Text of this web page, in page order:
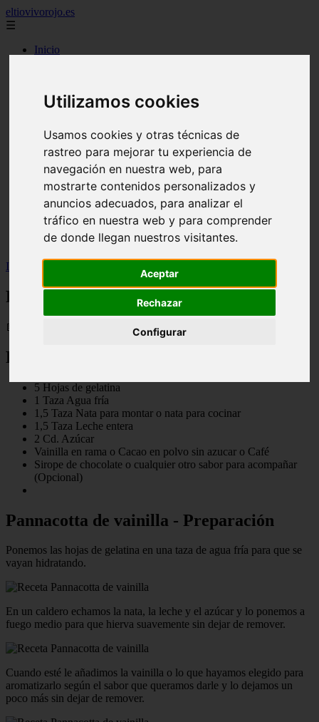
Utilizamos cookies
Usamos cookies y otras técnicas de
rastreo para mejorar tu experiencia de
navegación en nuestra web, para
mostrarte contenidos personalizados y
anuncios adecuados, para analizar el
tráfico en nuestra web y para comprender
de donde llegan nuestros visitantes.
Aceptar
Rechazar
Configurar
eltiovivorojo.es
☰
Inicio
argentina
espana
huevos
mariscos
otros
postres
producto
reposteria
venezuela
verduras
Inicio
Receta Pannacotta de vainilla
📅 16/05/2025
Pannacotta de vainilla - ingredientes
5 Hojas de gelatina
1 Taza Agua fría
1,5 Taza Nata para montar o nata para cocinar
1,5 Taza Leche entera
2 Cd. Azúcar
Vainilla en rama o Cacao en polvo sin azucar o Café
Sirope de chocolate o cualquier otro sabor para acompañar
(Opcional)
Pannacotta de vainilla - Preparación
Ponemos las hojas de gelatina en una taza de agua fría para que se
vayan hidratando.
En un caldero echamos la nata, la leche y el azúcar y lo ponemos a
fuego medio para que hierva suavemente sin dejar de remover.
Cuando esté le añadimos la vainilla o lo que hayamos elegido para
aromatizarlo según el sabor que queramos darle y lo dejamos un
poco más sin dejar de remover.